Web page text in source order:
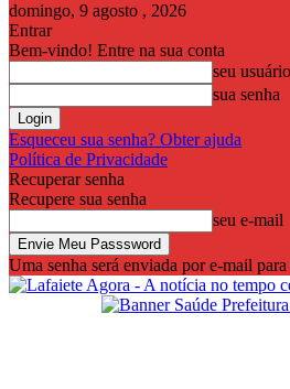
domingo, 9 agosto , 2026
Entrar
Bem-vindo! Entre na sua conta
seu usuário
sua senha
Esqueceu sua senha? Obter ajuda
Política de Privacidade
Recuperar senha
Recupere sua senha
seu e-mail
Uma senha será enviada por e-mail